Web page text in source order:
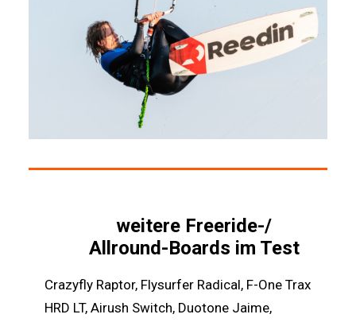
weitere Freeride-/
Allround-Boards im Test
Crazyfly Raptor, Flysurfer Radical, F-One Trax
HRD LT, Airush Switch, Duotone Jaime,